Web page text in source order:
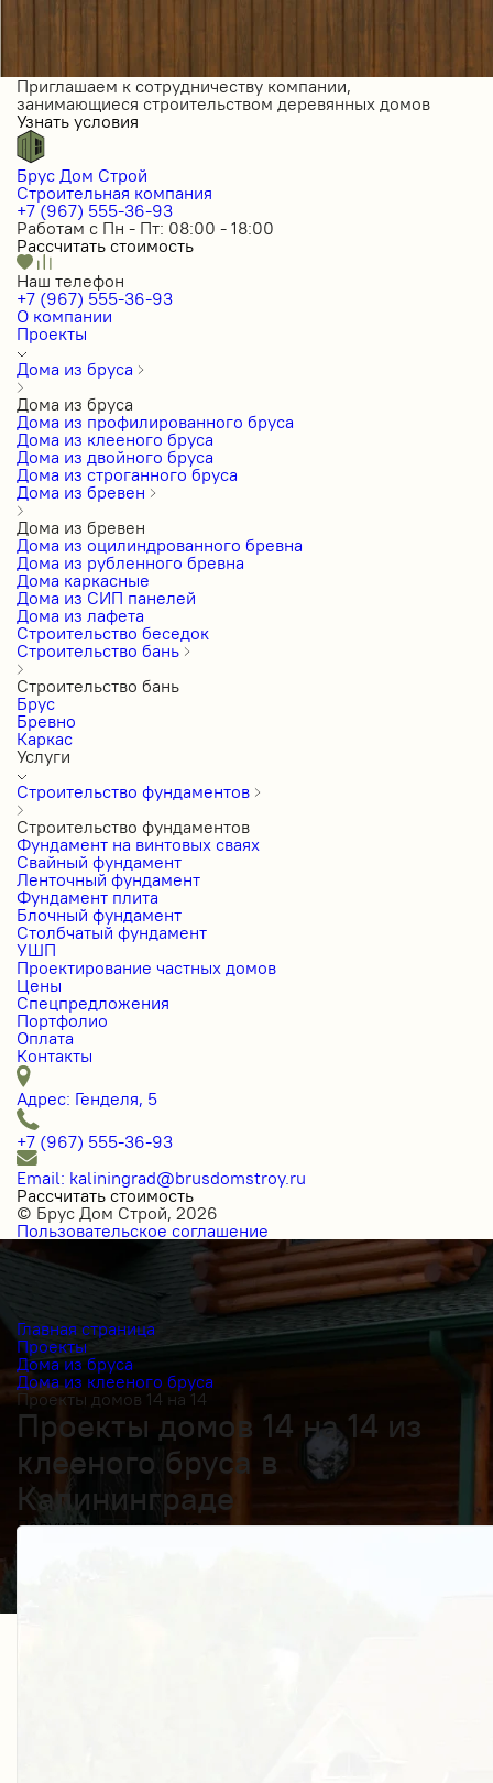
Приглашаем к сотрудничеству компании,
занимающиеся строительством деревянных домов
Узнать условия
Брус Дом Строй
Строительная компания
+7 (967) 555-36-93
Работам с Пн - Пт: 08:00 - 18:00
Рассчитать стоимость
Наш телефон
+7 (967) 555-36-93
О компании
Проекты
Дома из бруса
Дома из бруса
Дома из профилированного бруса
Дома из клееного бруса
Дома из двойного бруса
Дома из строганного бруса
Дома из бревен
Дома из бревен
Дома из оцилиндрованного бревна
Дома из рубленного бревна
Дома каркасные
Дома из СИП панелей
Дома из лафета
Строительство беседок
Строительство бань
Строительство бань
Брус
Бревно
Каркас
Услуги
Строительство фундаментов
Строительство фундаментов
Фундамент на винтовых сваях
Свайный фундамент
Ленточный фундамент
Фундамент плита
Блочный фундамент
Столбчатый фундамент
УШП
Проектирование частных домов
Цены
Спецпредложения
Портфолио
Оплата
Контакты
Адрес: Генделя, 5
+7 (967) 555-36-93
Email: kaliningrad@brusdomstroy.ru
Рассчитать стоимость
© Брус Дом Строй, 2026
Пользовательское соглашение
Главная страница
Проекты
Дома из бруса
Дома из клееного бруса
Проекты домов 14 на 14
Проекты домов 14 на 14 из
клееного бруса в
Калининграде
Получить косультацию